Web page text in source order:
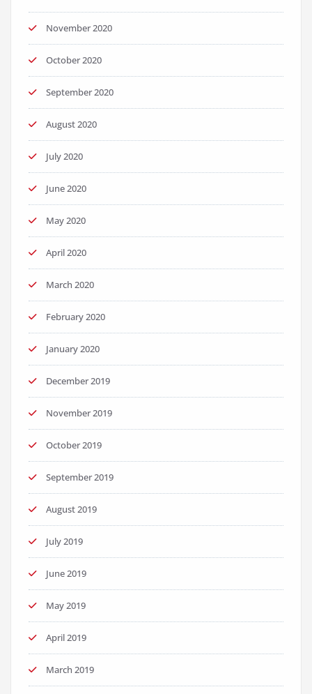
November 2020
October 2020
September 2020
August 2020
July 2020
June 2020
May 2020
April 2020
March 2020
February 2020
January 2020
December 2019
November 2019
October 2019
September 2019
August 2019
July 2019
June 2019
May 2019
April 2019
March 2019